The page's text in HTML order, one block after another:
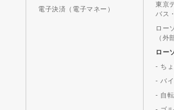
電子決済（電子マネー）
東京
バス
ロー
（外
ロー
- ち
- バ
- 自